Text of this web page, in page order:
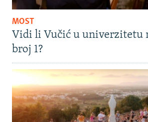
MOST
Vidi li Vučić u univerzitetu
broj 1?